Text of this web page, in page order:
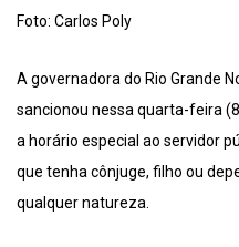
Foto: Carlos Poly
A governadora do Rio Grande
sancionou nessa quarta-feira
a horário especial ao servidor
que tenha cônjuge, filho ou
qualquer natureza.